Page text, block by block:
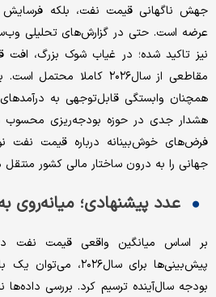
جهش ناگهانی قیمت نفت، بلکه فرسایش
عرضه است. حتی در گزارش‌های تحلیلی
مقاطعی از سال‌۲۰۲۶ کاملا
همچنان وابستگی قابل‌توجهی به
هشدار جدی در حوزه بودجه‌‌‌‌ریزی محسوب
فرض‌‌‌‌های خوش‌بینانه درباره قیمت نفت
جهانی را به درون ساختار مالی کشور منتقل
عدد پیشنهادی؛
پیش‌بینی‌‌‌‌ها برای
بودجه ‌سال‌آینده ترسیم کرد. بررسی